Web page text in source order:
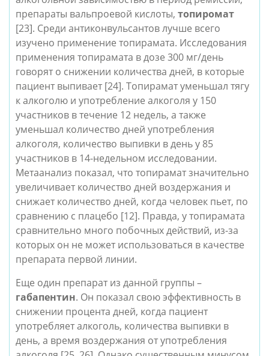
препараты вальпроевой кислоты,
[23]. Среди антиконвульсантов лучше всего
изучено применение топирамата. Исследования
применения топирамата в дозе 300 мг/день
говорят о снижении количества дней, в которые
пациент выпивает [24]. Топирамат уменьшал тягу
к алкоголю и употребление алкоголя у 150
участников в течение 12 недель, а также
уменьшал количество дней употребления
алкоголя, количество выпивки в день у 85
участников в 14-недельном исследовании.
Метаанализ показал, что топирамат значительно
увеличивает количество дней воздержания и
снижает количество дней, когда человек пьет, по
сравнению с плацебо [12]. Правда, у топирамата
сравнительно много побочных действий, из-за
которых он не может использоваться в качестве
препарата первой линии.
габапентин. Он показал свою эффективность в
снижении процента дней, когда пациент
употребляет алкоголь, количества выпивки в
день, а время воздержания от употребления